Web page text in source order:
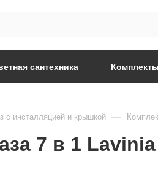
сантехника
с инсталляцией и крышкой —
7 в 1